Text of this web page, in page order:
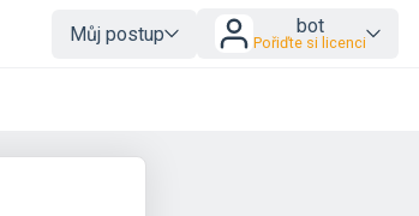
Můj postup bot
Pořiďte si licenci